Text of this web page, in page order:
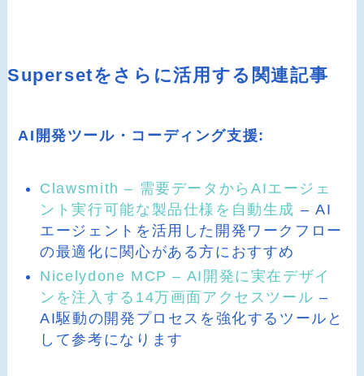
Supersetをさらに活用する関連記事
AI開発ツール・コーディング支援:
Clawsmith – 需要データからAIエージェ
ント実行可能な製品仕様を自動生成 – AI
エージェントを活用した開発ワークフロー
の最適化に関心がある方におすすめ
Nicelydone MCP – AI開発に実在デザイ
ンを注入する14万画面アクセスツール –
AI駆動の開発プロセスを強化するツールと
して参考になります